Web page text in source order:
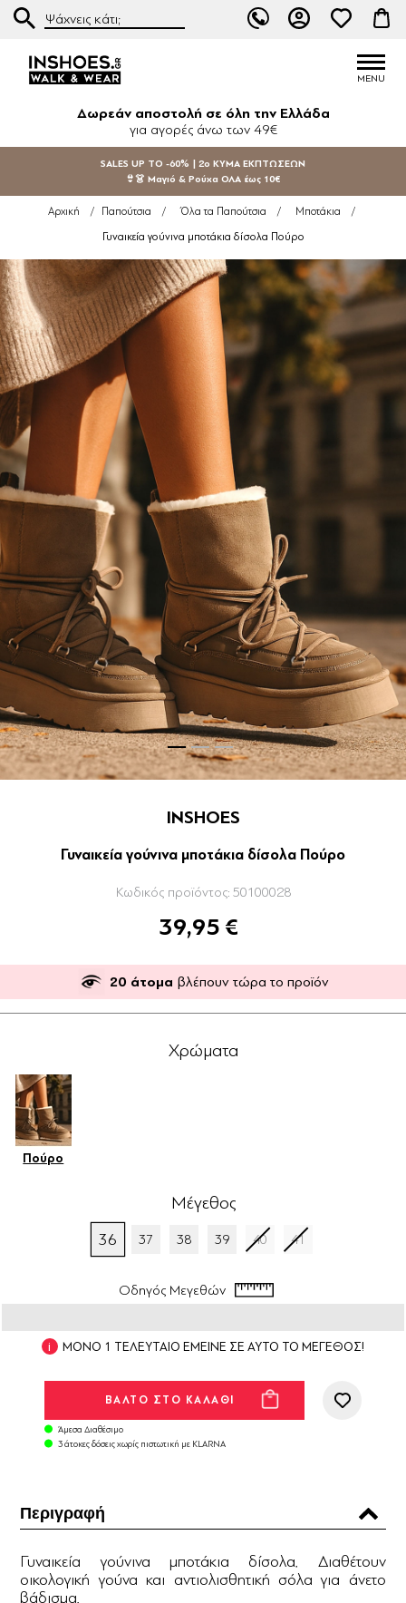
Δωρεάν αποστολή σε όλη την Ελλάδα
για αγορές άνω των 49€
SALES UP TO -60% | 2ο ΚΥΜΑ ΕΚΠΤΩΣΕΩΝ
👙👗 Μαγιό & Ρούχα ΟΛΑ έως 10€
Αρχική / Παπούτσια / Όλα τα Παπούτσια / Μποτάκια /
Γυναικεία γούνινα μποτάκια δίσολα Πούρο
INSHOES
Γυναικεία γούνινα μποτάκια δίσολα Πούρο
Κωδικός προϊόντος: 50100028
39,95 €
20 άτομα βλέπουν τώρα το προϊόν
Χρώματα
Πούρο
Μέγεθος
36 37 38 39 40 41
Οδηγός Μεγεθών
ΜΟΝΟ 1 ΤΕΛΕΥΤΑΙΟ ΕΜΕΙΝΕ ΣΕ ΑΥΤΟ ΤΟ ΜΕΓΕΘΟΣ!
Άμεσα Διαθέσιμο
3 άτοκες δόσεις χωρίς πιστωτική με KLARNA
Περιγραφή
Γυναικεία γούνινα μποτάκια δίσολα. Διαθέτουν
οικολογική γούνα και αντιολισθητική σόλα για άνετο
βάδισμα.